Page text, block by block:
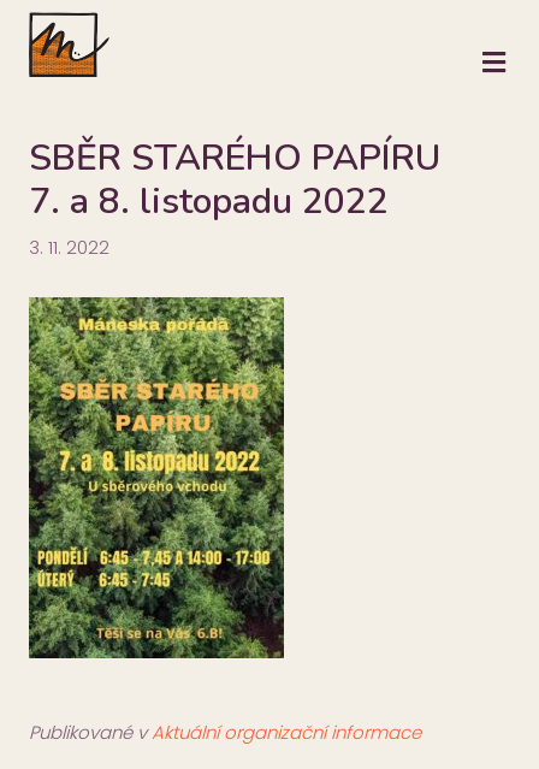
SBĚR STARÉHO PAPÍRU
7. a 8. listopadu 2022
3. 11. 2022
Publikované vAktuální organizační informace